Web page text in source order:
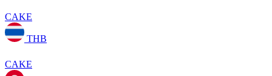
CAKE
THB
CAKE